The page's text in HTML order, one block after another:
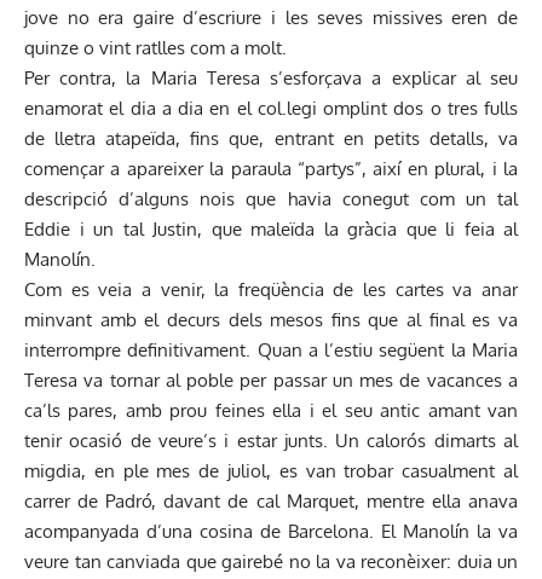
jove no era gaire d’escriure i les seves missives eren de
quinze o vint ratlles com a molt.
Per contra, la Maria Teresa s’esforçava a explicar al seu
enamorat el dia a dia en el col.legi omplint dos o tres fulls
de lletra atapeïda, fins que, entrant en petits detalls, va
començar a apareixer la paraula “partys”, així en plural, i la
descripció d’alguns nois que havia conegut com un tal
Eddie i un tal Justin, que maleïda la gràcia que li feia al
Manolín.
Com es veia a venir, la freqüència de les cartes va anar
minvant amb el decurs dels mesos fins que al final es va
interrompre definitivament. Quan a l’estiu següent la Maria
Teresa va tornar al poble per passar un mes de vacances a
ca’ls pares, amb prou feines ella i el seu antic amant van
tenir ocasió de veure’s i estar junts. Un calorós dimarts al
migdia, en ple mes de juliol, es van trobar casualment al
carrer de Padró, davant de cal Marquet, mentre ella anava
acompanyada d’una cosina de Barcelona. El Manolín la va
veure tan canviada que gairebé no la va reconèixer: duia un